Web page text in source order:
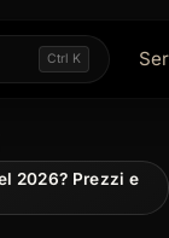
Ctrl K
2026? Prezzi e